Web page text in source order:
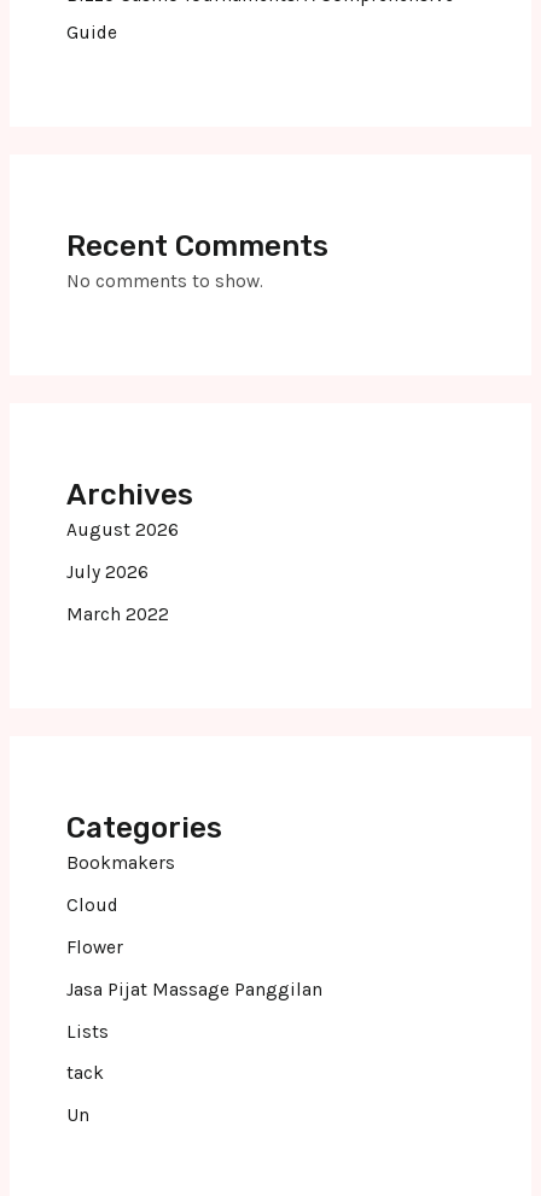
Guide
Recent Comments
No comments to show.
Archives
August 2026
July 2026
March 2022
Categories
Bookmakers
Cloud
Flower
Jasa Pijat Massage Panggilan
Lists
tack
Un